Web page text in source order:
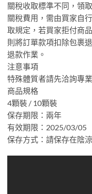
關稅收取標準不同，領
關稅費用，需由買家自
取規定，若買家拒付商
則將訂單款項扣除包裹
退款作業。
注意事項
特殊體質者請先洽詢專
商品規格
4顆裝 / 10顆裝
保存期限：兩年
有效期限：2025/03/05
保存方式：請保存在陰